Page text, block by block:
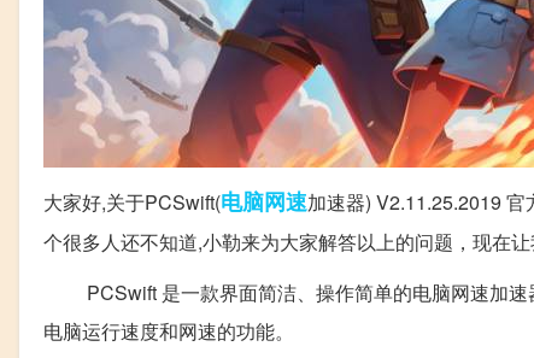
大家好,关于PCSwift(电脑网速加速器) V2.11.25.2019
个很多人还不知道,小勒来为大家解答以上的问题，现在让
PCSwift 是一款界面简洁、操作简单的电脑网速加速
电脑运行速度和网速的功能。